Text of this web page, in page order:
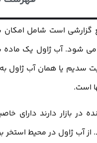
گزارشی است شامل
یا همان آب ژاول به
است.
در بازار دارند
از آب ژاول در محیط